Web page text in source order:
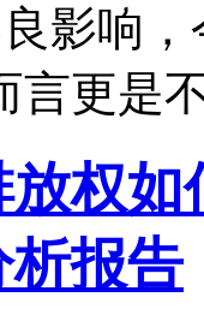
影响
言更是
权
析报告